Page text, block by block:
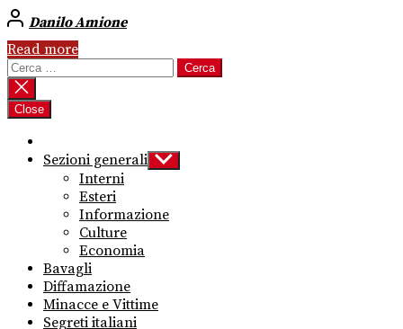
Danilo Amione
Read more
Ricerca
per:
Close
Sezioni generali Show
sub
Interni
Esteri
Informazione
Culture
Economia
Bavagli
Diffamazione
Minacce e Vittime
Segreti italiani